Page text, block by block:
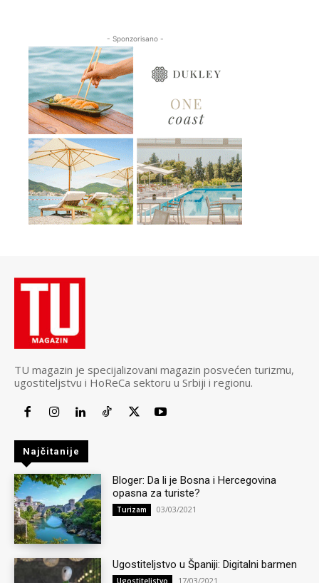
- Sponzorisano -
TU magazin je specijalizovani magazin posvećen turizmu,
ugostiteljstvu i HoReCa sektoru u Srbiji i regionu.
Najčitanije
Bloger: Da li je Bosna i Hercegovina
opasna za turiste?
Turizam 03/03/2021
Ugostiteljstvo u Španiji: Digitalni barmen
Ugostiteljstvo 17/03/2021